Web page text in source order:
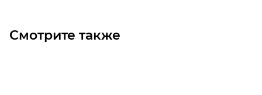
Смотрите также